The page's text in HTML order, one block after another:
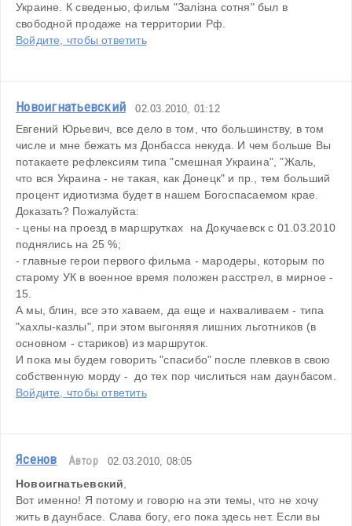
Украине. К сведенью, фильм "Залізна сотня" был в
свободной продаже на территории Рф.
Войдите, чтобы ответить
Новоигнатьевский 02.03.2010, 01:12
Евгений Юрьевич, все дело в том, что большинству, в том
числе и мне бежать мз Донбасса некуда. И чем больше Вы
потакаете рефлексиям типа "смешная Украина", "Жаль,
что вся Украина - не такая, как Донецк" и пр., тем больший
процент идиотизма будет в нашем Богоспасаемом крае.
Доказать? Пожалуйста:
- цены на проезд в маршрутках  на Докучаевск с 01.03.2010
поднялись на 25 %;
- главные герои первого фильма - мародеры, которым по
старому УК в военное время положен расстрел, в мирное -
15.
А мы, блин, все это хаваем, да еще и нахваливаем - типа
"хахлы-казлы", при этом выгоняяя лишних льготников (в
основном - стариков) из маршруток.
И пока мы будем говорить "спасибо" после плевков в свою
собственную морду -  до тех пор числиться нам даунбасом.
Войдите, чтобы ответить
Ясенов Автор 02.03.2010, 08:05
Новоигнатьевский,
Вот именно! Я потому и говорю на эти темы, что не хочу
жить в даунбасе. Слава богу, его пока здесь нет. Если вы